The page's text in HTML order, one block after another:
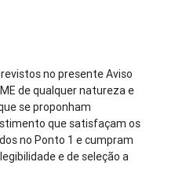
no presente Aviso
de qualquer natureza e
se proponham
que satisfaçam os
no Ponto 1 e cumpram
e de seleção a